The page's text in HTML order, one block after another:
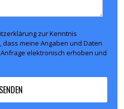
zur Kenntnis
dass meine Angaben und Daten
elektronisch erhoben und